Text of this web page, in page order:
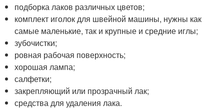
подборка лаков различных цветов;
комплект иголок для швейной машины, нужны как
самые маленькие, так и крупные и средние иглы;
зубочистки;
ровная рабочая поверхность;
хорошая лампа;
салфетки;
закрепляющий или прозрачный лак;
средства для удаления лака.